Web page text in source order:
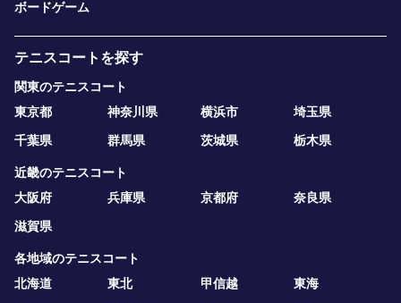
ボードゲーム
テニスコートを探す
関東のテニスコート
東京都
神奈川県 横浜市
埼玉県
千葉県
群馬県 茨城県 栃木県
近畿のテニスコート
大阪府
兵庫県 京都府
奈良県
滋賀県
各地域のテニスコート
北海道
東北 甲信越
東海